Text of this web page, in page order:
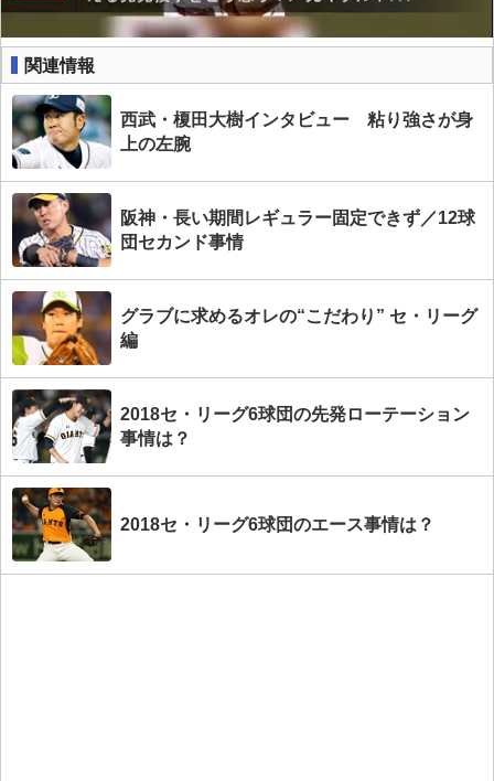
関連情報
西武・榎田大樹インタビュー 粘り強さが身
上の左腕
阪神・長い期間レギュラー固定できず／12球
団セカンド事情
グラブに求めるオレの“こだわり” セ・リーグ
編
2018セ・リーグ6球団の先発ローテーション
事情は？
2018セ・リーグ6球団のエース事情は？